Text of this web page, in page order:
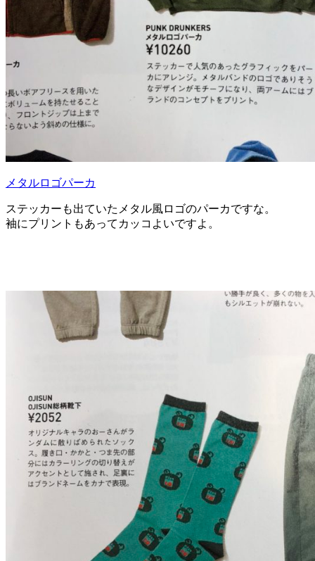
メタルロゴパーカ
ステッカーも出ていたメタル風ロゴのパーカですな。
袖にプリントもあってカッコよいですよ。